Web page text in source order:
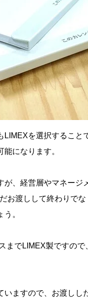
LIMEXを選択するこ
になります。
が、経営層やマネー
お渡しして終わりで
。
までLIMEX製ですの
ますので、お渡しし